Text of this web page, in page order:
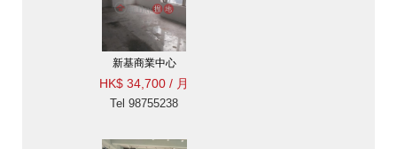
新基商業中心
HK$ 34,700 / 月
Tel 98755238